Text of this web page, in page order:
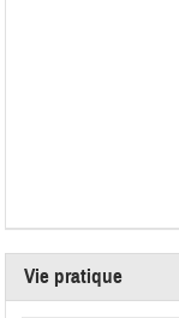
Vie pratique